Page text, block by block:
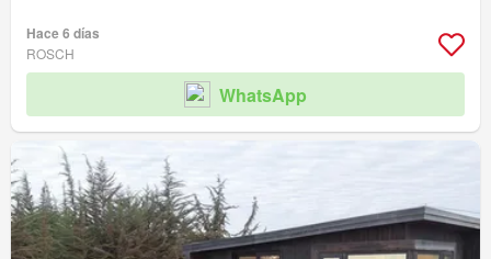
Hace 6 días
ROSCH
WhatsApp